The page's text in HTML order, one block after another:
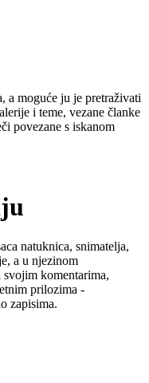
a moguće ju je pretraživati
i teme, vezane članke
povezane s iskanom
natuknica, snimatelja,
a u njezinom
komentarima,
prilozima -
zapisima.